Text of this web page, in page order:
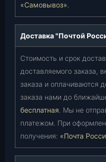
«Самовывоз».
Доставка "Почтой
Стоимость и срок
доставляемого заказа,
заказа и оплачиваются
заказа нами до
бесплатная. Мы не
платежом. При
получения: «Почта